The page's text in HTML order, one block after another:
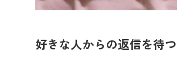
好きな人からの返信を待